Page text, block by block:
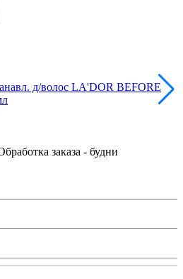
д/волос LA'DOR BEFORE
заказа - будни